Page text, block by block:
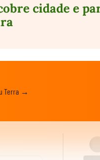
cidade e
Terra →